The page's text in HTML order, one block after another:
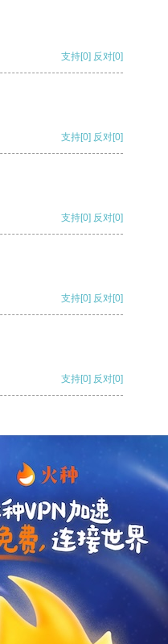
支持[0] 反对[0]
支持[0] 反对[0]
支持[0] 反对[0]
支持[0] 反对[0]
支持[0] 反对[0]
支持 [0] 反对[0]
支持[0] 反对